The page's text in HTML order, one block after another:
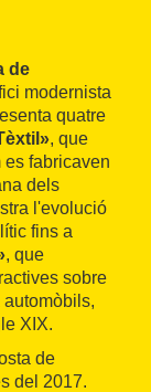
de
modernista
quatre
, que
es fabricaven
dels
l'evolució
fins a
, que
sobre
automòbils,
XIX.
de
del 2017.